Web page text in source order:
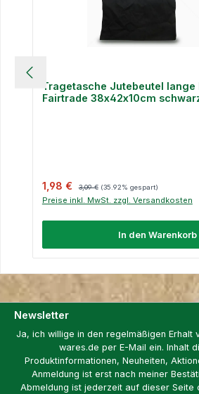
Tragetasche Jutebeutel lange
Fairtrade 38x42x10cm
Verkaufspreis:
1,98 € 3,09 € (35.92% gespart)
Preise inkl. MwSt. zzgl. Versandkosten
In den Warenkorb
Newsletter
Ja, ich willige in den regelmäßigen Erhalt
wares.de per E-Mail ein. Inhalt
Produktinformationen, Neuheiten,
Anmeldung ist erst nach meiner
Abmeldung ist jederzeit auf dieser Seite